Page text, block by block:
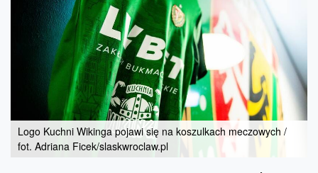
Logo Kuchni Wikinga pojawi się na koszulkach meczowych /
fot. Adriana Ficek/slaskwroclaw.pl